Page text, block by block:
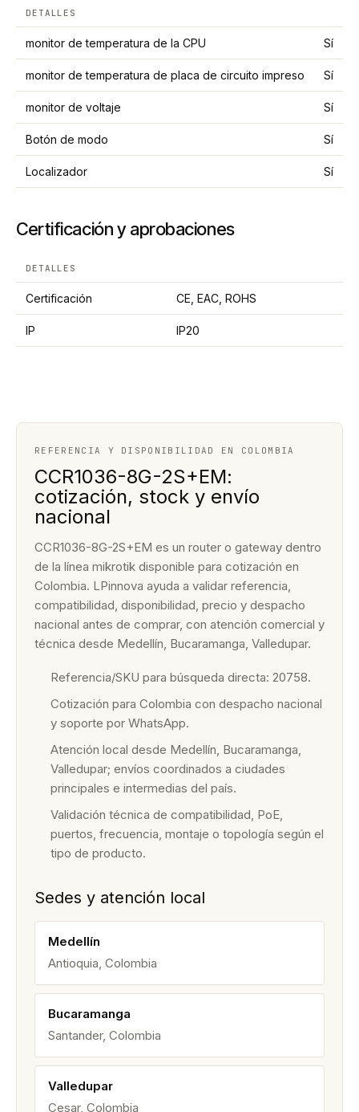
DETALLES
monitor de temperatura de la CPU Sí
monitor de temperatura de placa de circuito impreso Sí
monitor de voltaje Sí
Botón de modo Sí
Localizador Sí
Certificación y aprobaciones
DETALLES
Certificación CE, EAC, ROHS
IP IP20
REFERENCIA Y DISPONIBILIDAD EN COLOMBIA
CCR1036-8G-2S+EM:
cotización, stock y envío
nacional
CCR1036-8G-2S+EM es un router o gateway dentro
de la línea mikrotik disponible para cotización en
Colombia. LPinnova ayuda a validar referencia,
compatibilidad, disponibilidad, precio y despacho
nacional antes de comprar, con atención comercial y
técnica desde Medellín, Bucaramanga, Valledupar.
Referencia/SKU para búsqueda directa: 20758.
Cotización para Colombia con despacho nacional
y soporte por WhatsApp.
Atención local desde Medellín, Bucaramanga,
Valledupar; envíos coordinados a ciudades
principales e intermedias del país.
Validación técnica de compatibilidad, PoE,
puertos, frecuencia, montaje o topología según el
tipo de producto.
Sedes y atención local
Medellín
Antioquia, Colombia
Bucaramanga
Santander, Colombia
Valledupar
Cesar, Colombia